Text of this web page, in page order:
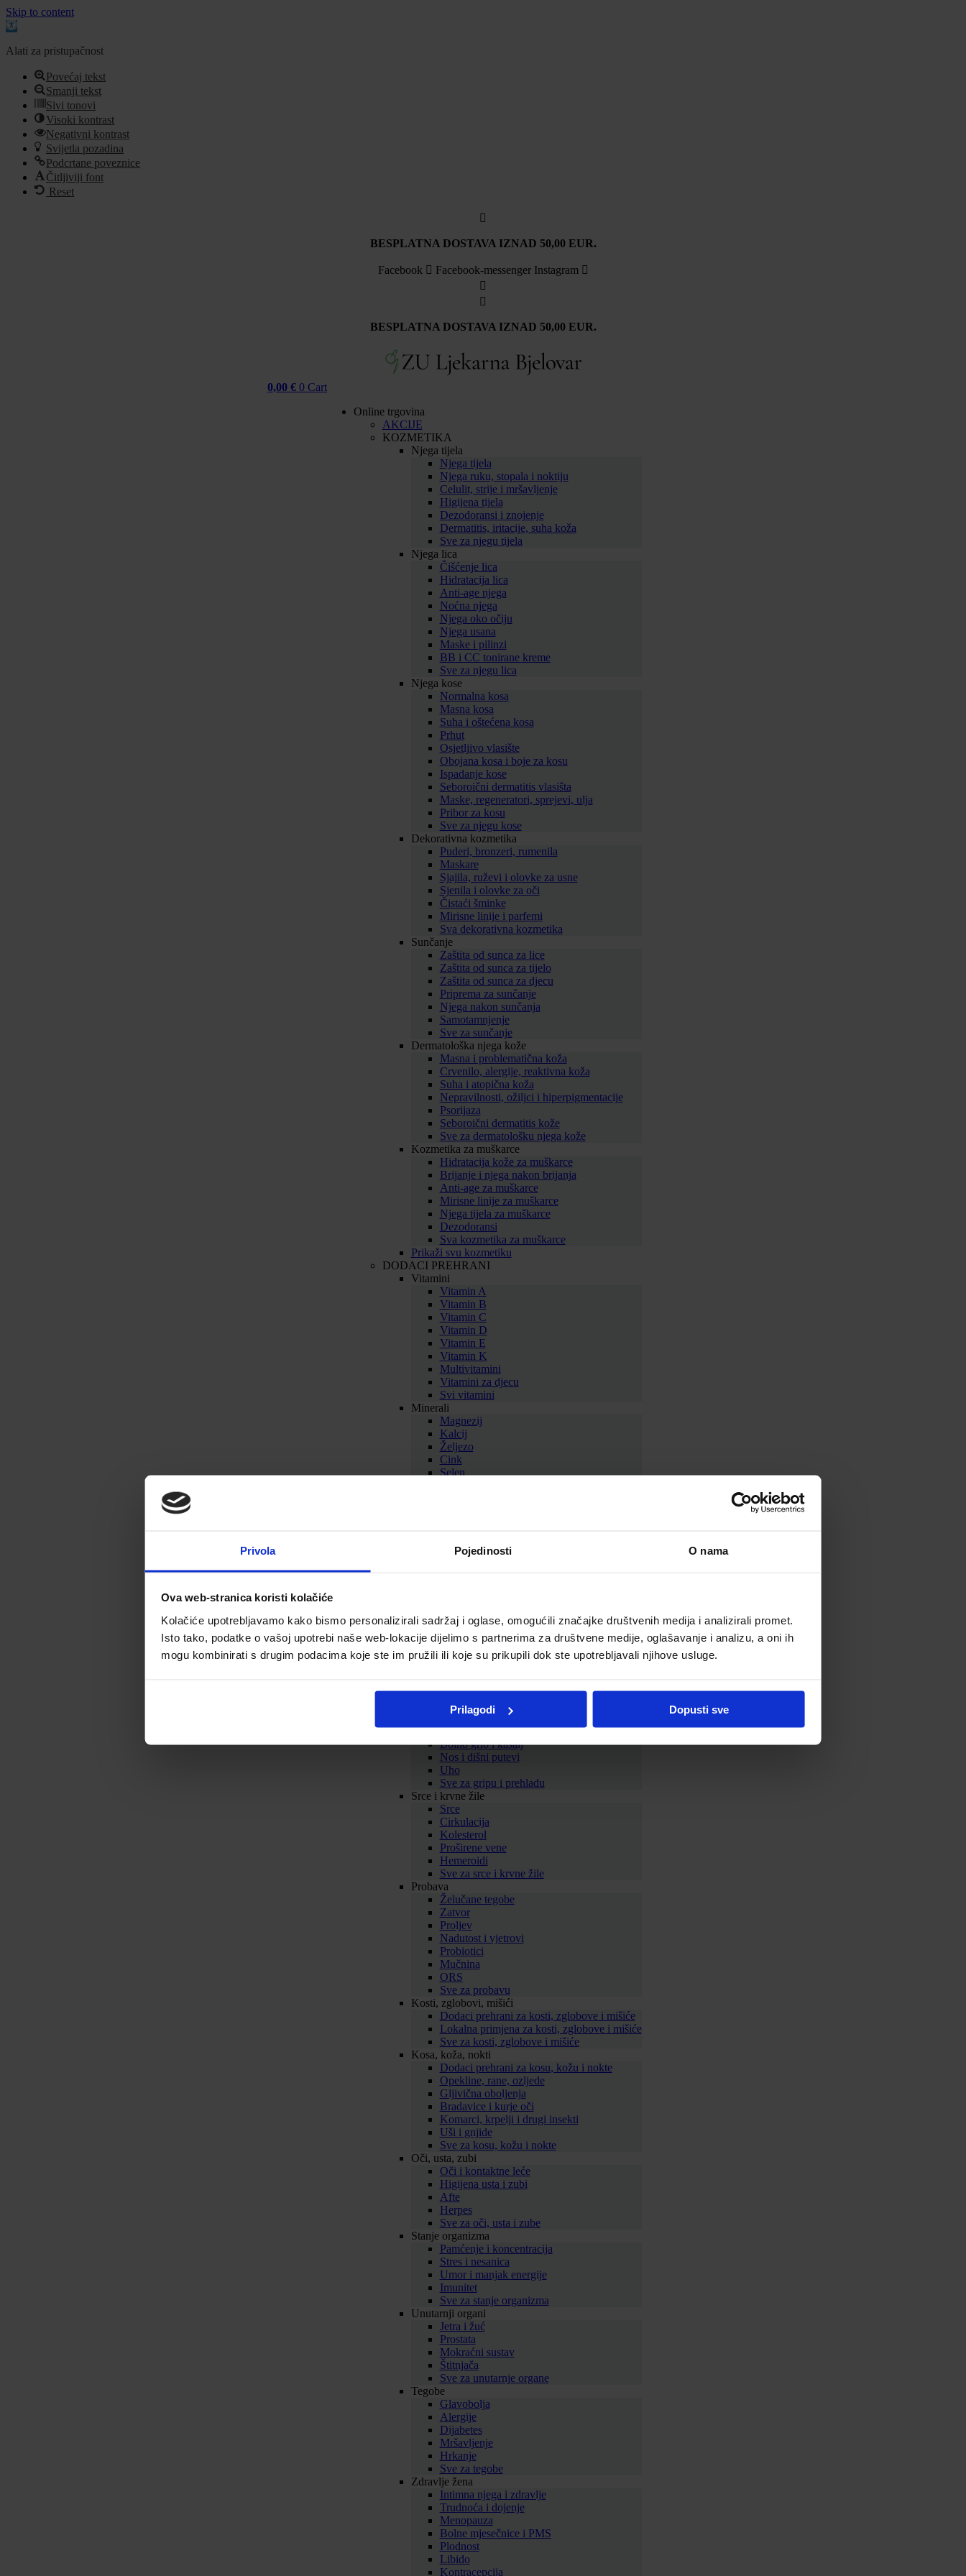
Skip to content
Open
Alati za pristupačnost
Povećaj tekst
Smanji tekst
Sivi tonovi
Visoki kontrast
Negativni kontrast
Svijetla pozadina
Podcrtane poveznice
Čitljiviji font
Reset
Privola Pojedinosti O nama
Ova web-stranica koristi kolačiće
Kolačiće upotrebljavamo kako bismo personalizirali sadržaj i oglase, omogućili značajke društvenih medija i analizirali promet.
Isto tako, podatke o vašoj upotrebi naše web-lokacije dijelimo s partnerima za društvene medije, oglašavanje i analizu, a oni ih
mogu kombinirati s drugim podacima koje ste im pružili ili koje su prikupili dok ste upotrebljavali njihove usluge.
Prilagodi Dopusti sve
BESPLATNA DOSTAVA IZNAD 50,00 EUR.
Facebook Facebook-messenger Instagram
BESPLATNA DOSTAVA IZNAD 50,00 EUR.
0,00 € 0 Cart
Online trgovina
AKCIJE
KOZMETIKA
Njega tijela
Njega tijela
Njega ruku, stopala i noktiju
Celulit, strije i mršavljenje
Higijena tijela
Dezodoransi i znojenje
Dermatitis, iritacije, suha koža
Sve za njegu tijela
Njega lica
Čišćenje lica
Hidratacija lica
Anti-age njega
Noćna njega
Njega oko očiju
Njega usana
Maske i pilinzi
BB i CC tonirane kreme
Sve za njegu lica
Njega kose
Normalna kosa
Masna kosa
Suha i oštećena kosa
Prhut
Osjetljivo vlasište
Obojana kosa i boje za kosu
Ispadanje kose
Seboroični dermatitis vlasišta
Maske, regeneratori, sprejevi, ulja
Pribor za kosu
Sve za njegu kose
Dekorativna kozmetika
Puderi, bronzeri, rumenila
Maskare
Sjajila, ruževi i olovke za usne
Sjenila i olovke za oči
Čistaći šminke
Mirisne linije i parfemi
Sva dekorativna kozmetika
Sunčanje
Zaštita od sunca za lice
Zaštita od sunca za tijelo
Zaštita od sunca za djecu
Priprema za sunčanje
Njega nakon sunčanja
Samotamnjenje
Sve za sunčanje
Dermatološka njega kože
Masna i problematična koža
Crvenilo, alergije, reaktivna koža
Suha i atopična koža
Nepravilnosti, ožiljci i hiperpigmentacije
Psorijaza
Seboroični dermatitis kože
Sve za dermatološku njega kože
Kozmetika za muškarce
Hidratacija kože za muškarce
Brijanje i njega nakon brijanja
Anti-age za muškarce
Mirisne linije za muškarce
Njega tijela za muškarce
Dezodoransi
Sva kozmetika za muškarce
Prikaži svu kozmetiku
DODACI PREHRANI
Vitamini
Vitamin A
Vitamin B
Vitamin C
Vitamin D
Vitamin E
Vitamin K
Multivitamini
Vitamini za djecu
Svi vitamini
Minerali
Magnezij
Kalcij
Željezo
Cink
Selen
Zdravlje i ljepota
Biljni balzami
Homeopatski proizvodi
Tinkture
Omega masne kiseline
Prikaži sve dodatke prehrani
SAMOLIJEČENJE
Gripa i prehlada
Imunitet
Bolno grlo i kašalj
Nos i dišni putevi
Uho
Sve za gripu i prehladu
Srce i krvne žile
Srce
Cirkulacija
Kolesterol
Proširene vene
Hemeroidi
Sve za srce i krvne žile
Probava
Želučane tegobe
Zatvor
Proljev
Nadutost i vjetrovi
Probiotici
Mučnina
ORS
Sve za probavu
Kosti, zglobovi, mišići
Dodaci prehrani za kosti, zglobove i mišiće
Lokalna primjena za kosti, zglobove i mišiće
Sve za kosti, zglobove i mišiće
Kosa, koža, nokti
Dodaci prehrani za kosu, kožu i nokte
Opekline, rane, ozljede
Gljivična oboljenja
Bradavice i kurje oči
Komarci, krpelji i drugi insekti
Uši i gnjide
Sve za kosu, kožu i nokte
Oči, usta, zubi
Oči i kontaktne leće
Higijena usta i zubi
Afte
Herpes
Sve za oči, usta i zube
Stanje organizma
Pamćenje i koncentracija
Stres i nesanica
Umor i manjak energije
Imunitet
Sve za stanje organizma
Unutarnji organi
Jetra i žuć
Prostata
Mokraćni sustav
Štitnjača
Sve za unutarnje organe
Tegobe
Glavobolja
Alergije
Dijabetes
Mršavljenje
Hrkanje
Sve za tegobe
Zdravlje žena
Intimna njega i zdravlje
Trudnoća i dojenje
Menopauza
Bolne mjesečnice i PMS
Plodnost
Libido
Kontracepcija